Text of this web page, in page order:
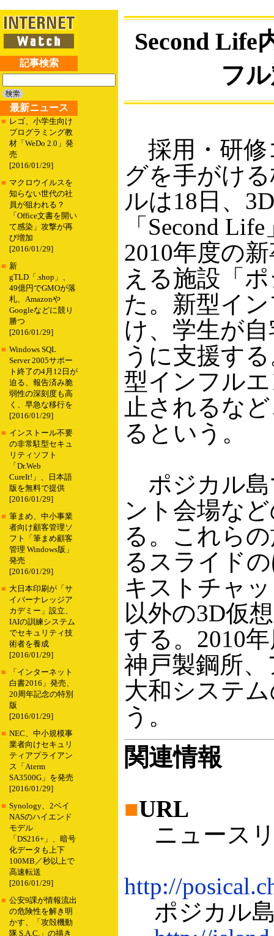
記事検索
最新ニュース
■ レゴ、小学生向け
プログラミング教
材「WeDo 2.0」発
売
[2016/01/29]
■ マクロウイルスを
知らない世代の社
員が狙われる？
「Office文書を開い
て感染」攻撃が再
び増加
[2016/01/29]
■ 新
gTLD「.shop」、
49億円でGMOが落
札、Amazonや
Googleなどに競り
勝つ
[2016/01/29]
■ Windows SQL
Server 2005サポー
ト終了の4月12日が
迫る、報告済み脆
弱性の深刻度も高
く、早急な移行を
[2016/01/29]
■ インストール不要
の非常駐型セキュ
リティソフト
「Dr.Web
CureIt!」、日本語
版を無料で提供
[2016/01/29]
■ 筆まめ、中小事業
者向け顧客管理ソ
フト「筆まめ顧客
管理 Windows版」
発売
[2016/01/29]
■ 大日本印刷が「サ
イバーナレッジア
カデミー」設立、
IAIの訓練システム
でセキュリティ技
術者を養成
[2016/01/29]
■
「インターネット
白書2016」発売、
20周年記念の特別
版
[2016/01/29]
■ NEC、中小規模事
業者向けセキュリ
ティアプライアン
ス「Aterm
SA3500G」を発売
[2016/01/29]
■ Synology、2ベイ
NASのハイエンド
モデル
「DS216+」、暗号
化データも上下
100MB／秒以上で
高速転送
[2016/01/29]
■ 公安9課が情報流出
の危険性を解き明
かす、「攻殻機動
隊 S.A.C.」の描き
Second Life
フ
採用・研修
グを手がけ
ルは18日、
「Second
2010年度の
える施設「
た。新型イ
け、学生が
うに支援す
型インフル
止されるな
るという。
ポジカル島
ント会場な
る。これら
るスライド
キストチャ
以外の3D仮
する。2010
神戸製鋼所
大和システ
う。
関連情報
■URL
ニュース
http://
ポジカル